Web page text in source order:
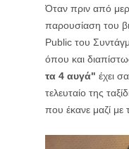
Όταν πριν από
παρουσίαση του
Public του
όπου και
τα 4 αυγά" έχει
τελευταίο της
που έκανε μαζί με